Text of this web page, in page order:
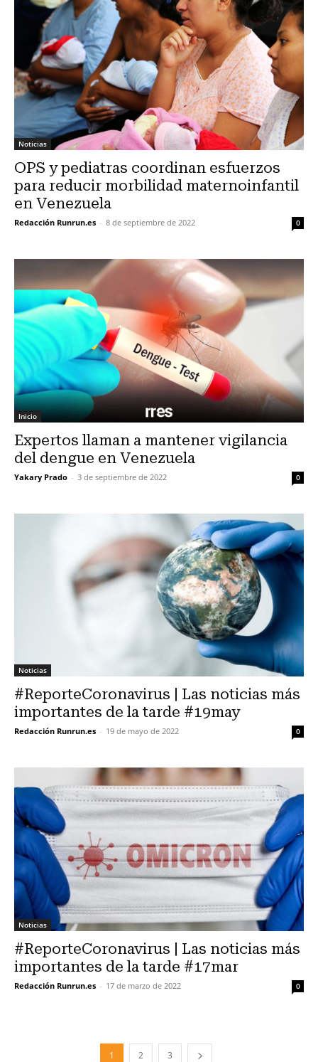
Noticias
OPS y pediatras coordinan esfuerzos
para reducir morbilidad maternoinfantil
en Venezuela
Redacción Runrun.es - 8 de septiembre de 2022 0
Inicio
Expertos llaman a mantener vigilancia
del dengue en Venezuela
Yakary Prado - 3 de septiembre de 2022 0
Noticias
#ReporteCoronavirus | Las noticias más
importantes de la tarde #19may
Redacción Runrun.es - 19 de mayo de 2022 0
Noticias
#ReporteCoronavirus | Las noticias más
importantes de la tarde #17mar
Redacción Runrun.es - 17 de marzo de 2022 0
1 2 3